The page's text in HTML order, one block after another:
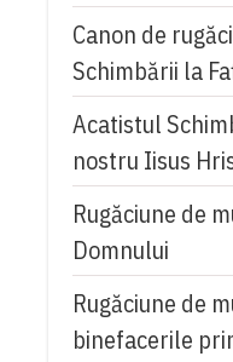
Canon de
Schimbării la
Acatistul
nostru Iisus
Rugăciune de
Domnului
Rugăciune de
binefacerile